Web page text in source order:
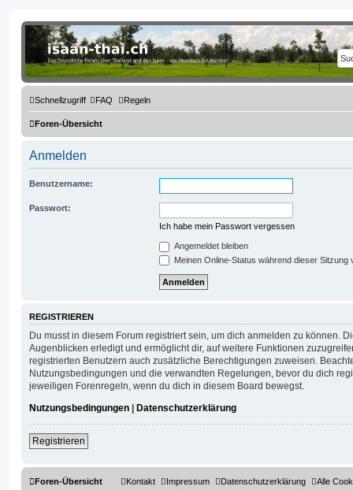
Thailand & Isaan Forum - isaan-thai.ch
Das freundliche Forum über Thailand und den Isaan - von Membern für Member
Schnellzugriff FAQ Regeln
Foren-Übersicht
Anmelden
Benutzername:
Passwort:
Ich habe mein Passwort vergessen
Angemeldet bleiben
Meinen Online-Status während dieser Sitzung
REGISTRIEREN
Du musst in diesem Forum registriert sein, um dich anmelden zu können.
Augenblicken erledigt und ermöglicht dir, auf weitere Funktionen
registrierten Benutzern auch zusätzliche Berechtigungen zuweisen.
Nutzungsbedingungen und die verwandten Regelungen, bevor du dich
jeweiligen Forenregeln, wenn du dich in diesem Board bewegst.
Nutzungsbedingungen | Datenschutzerklärung
Registrieren
Foren-Übersicht Alle
Datenschutzerklärung
Impressum
Kontakt